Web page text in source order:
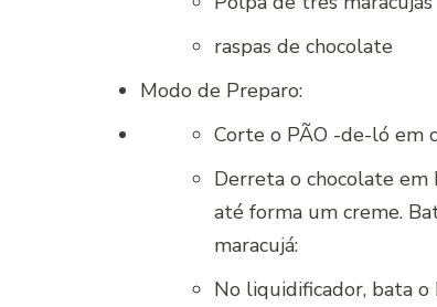
raspas de chocolate
Modo de Preparo:
Corte o PÃO -de-ló em
Derreta o chocolate em
até forma um creme.
maracujá:
No liquidificador, bata o